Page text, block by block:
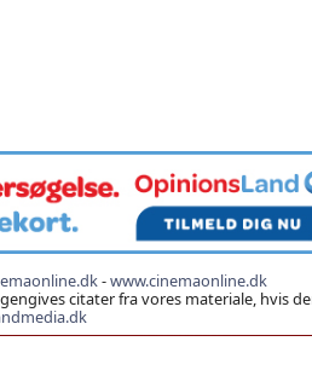
-www.cinemaonline.dk
citater fra vores materiale, hvis